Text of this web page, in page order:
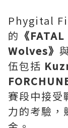
Phygital
的 《
Wolves》
伍包括
賽段中接受
力的考驗